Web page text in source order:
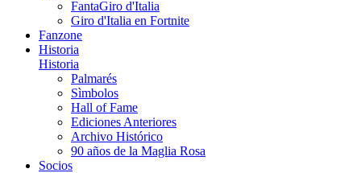
FantaGiro d'Italia
Giro d'Italia en Fortnite
Fanzone
Historia
Historia
Palmarés
Sìmbolos
Hall of Fame
Ediciones Anteriores
Archivo Histórico
90 años de la Maglia Rosa
Socios